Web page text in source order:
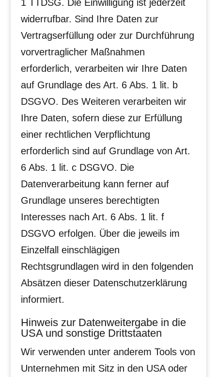
1 TTDSG. Die Einwilligung ist jederzeit
widerrufbar. Sind Ihre Daten zur
Vertragserfüllung oder zur Durchführung
vorvertraglicher Maßnahmen
erforderlich, verarbeiten wir Ihre Daten
auf Grundlage des Art. 6 Abs. 1 lit. b
DSGVO. Des Weiteren verarbeiten wir
Ihre Daten, sofern diese zur Erfüllung
einer rechtlichen Verpflichtung
erforderlich sind auf Grundlage von Art.
6 Abs. 1 lit. c DSGVO. Die
Datenverarbeitung kann ferner auf
Grundlage unseres berechtigten
Interesses nach Art. 6 Abs. 1 lit. f
DSGVO erfolgen. Über die jeweils im
Einzelfall einschlägigen
Rechtsgrundlagen wird in den folgenden
Absätzen dieser Datenschutzerklärung
informiert.
Hinweis zur Datenweitergabe in die
USA und sonstige Drittstaaten
Wir verwenden unter anderem Tools von
Unternehmen mit Sitz in den USA oder